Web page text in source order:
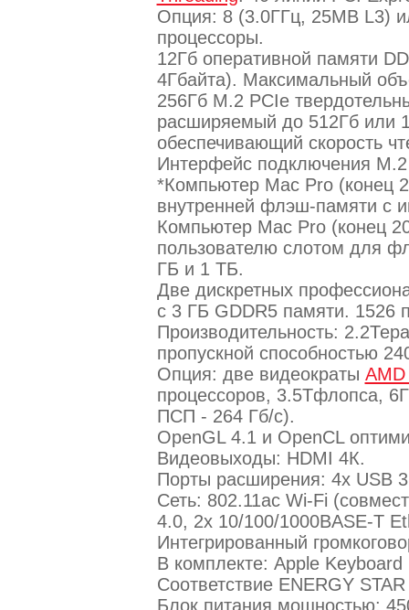
Опция: 8 (3.0ГГц, 25MB L3)
процессоры.
12Гб оперативной памяти
4Гбайта). Максимальный
256Гб M.2 PCIe
расширяемый до 512Гб или
обеспечивающий скорость
Интерфейс подключения
*Компьютер Mac Pro (конец
внутренней флэш-памяти с
Компьютер Mac Pro (конец
пользователю слотом для
ГБ и 1 ТБ.
Две дискретных
с 3 ГБ GDDR5 памяти. 1526
Производительность:
пропускной способностью
Опция: две видеократы
процессоров, 3.5Тфлопса,
ПСП - 264 Гб/с).
OpenGL 4.1 и OpenCL
Видеовыходы: HDMI 4К.
Порты расширения: 4х USB
Сеть: 802.11ac Wi-Fi
4.0, 2х 10/100/1000BASE-T
Интегрированный
В комплекте: Apple
Соответствие ENERGY
Блок питания мощностью: